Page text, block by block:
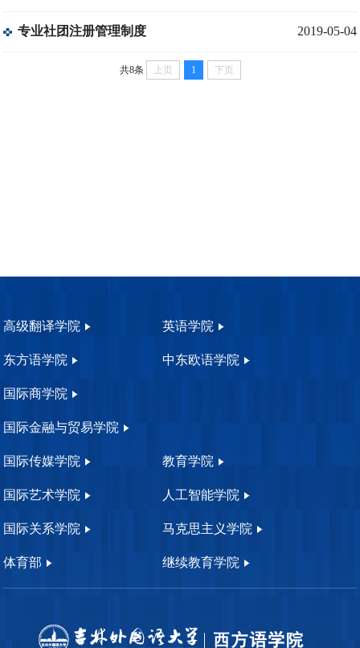
2019-05-04
专业社团注册管理制度
共8条 上页 1 下页
高级翻译学院 英语学院
东方语学院 中东欧语学院
国际商学院
国际金融与贸易学院
国际传媒学院 教育学院
国际艺术学院 人工智能学院
国际关系学院 马克思主义学院
体育部 继续教育学院